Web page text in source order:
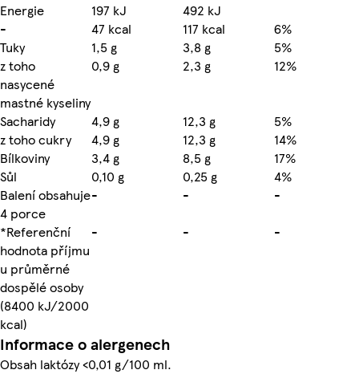
Energie
197 kJ
492 kJ
-
47 kcal 117 kcal
6%
Tuky
1,5 g 3,8 g
5%
z toho
nasycené
mastné kyseliny
0,9 g 2,3 g 12%
Sacharidy 4,9 g 12,3 g
5%
z toho cukry
4,9 g 12,3 g
14%
Bílkoviny
3,4 g 8,5 g
17%
Sůl
0,10 g 0,25 g
4%
Balení obsahuje
4 porce
- -
-
*Referenční
hodnota příjmu
u průměrné
dospělé osoby
(8400 kJ/2000
kcal)
- - -
Informace o alergenech
Obsah laktózy <0,01 g/100 ml.